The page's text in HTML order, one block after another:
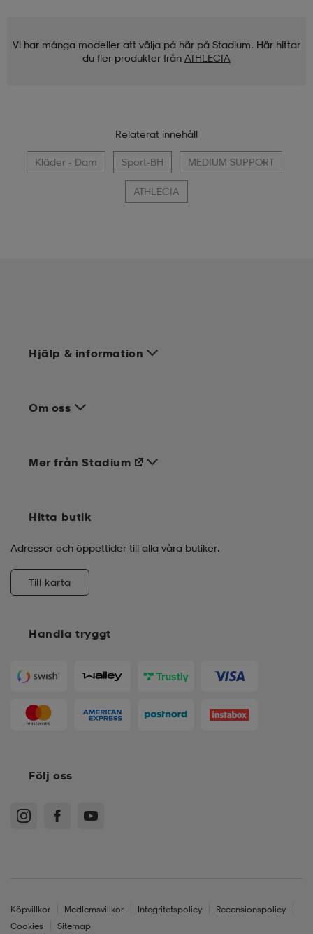
Vi har många modeller att välja på här på Stadium. Här hittar
du fler produkter från ATHLECIA
Relaterat innehåll
Kläder - Dam Sport-BH MEDIUM SUPPORT
ATHLECIA
Hjälp & information
Om oss
Handla tryggt
Mer från Stadium
Hitta butik
Adresser och öppettider till alla våra butiker.
Till karta
Följ oss
Köpvillkor Medlemsvillkor Integritetspolicy
Recensionspolicy
Cookies
Sitemap